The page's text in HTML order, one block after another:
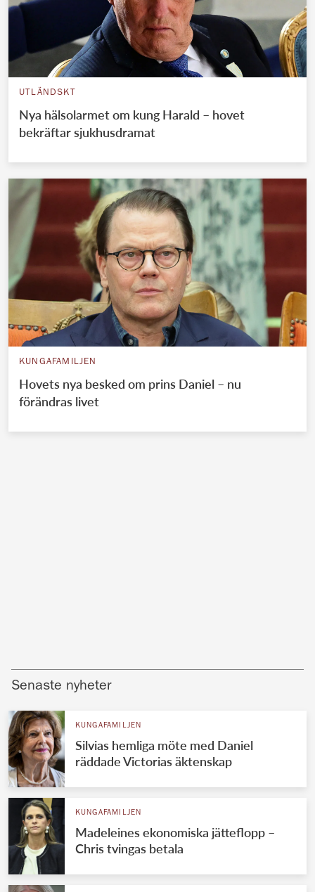
UTLÄNDSKT
Nya hälsolarmet om kung Harald – hovet
bekräftar sjukhusdramat
KUNGAFAMILJEN
Hovets nya besked om prins Daniel – nu
förändras livet
Senaste nyheter
KUNGAFAMILJEN
Silvias hemliga möte med Daniel
räddade Victorias äktenskap
KUNGAFAMILJEN
Madeleines ekonomiska jätteflopp –
Chris tvingas betala